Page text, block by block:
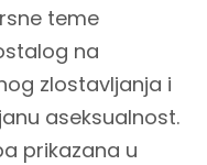
teme
na
zlostavljanja i
aseksualnost.
prikazana u